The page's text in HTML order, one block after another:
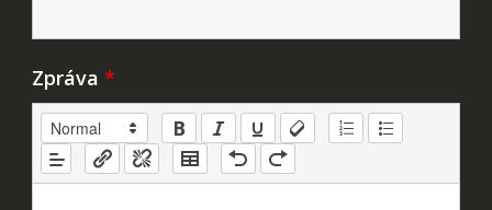
Zpráva *